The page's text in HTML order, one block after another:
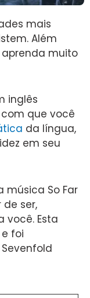
mais
Além
aprenda muito
inglês
que você
da língua,
em seu
música So Far
ser,
você. Esta
foi